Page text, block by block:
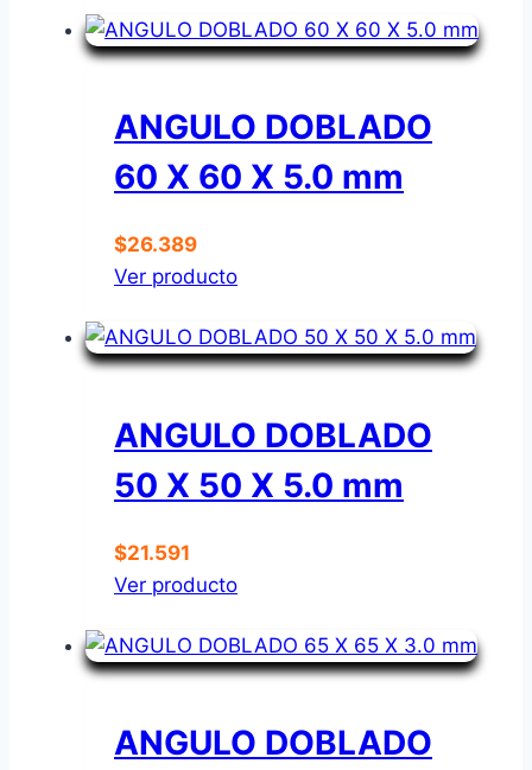
ANGULO DOBLADO
60 X 60 X 5.0 mm
$26.389
Ver producto
ANGULO DOBLADO
50 X 50 X 5.0 mm
$21.591
Ver producto
ANGULO DOBLADO